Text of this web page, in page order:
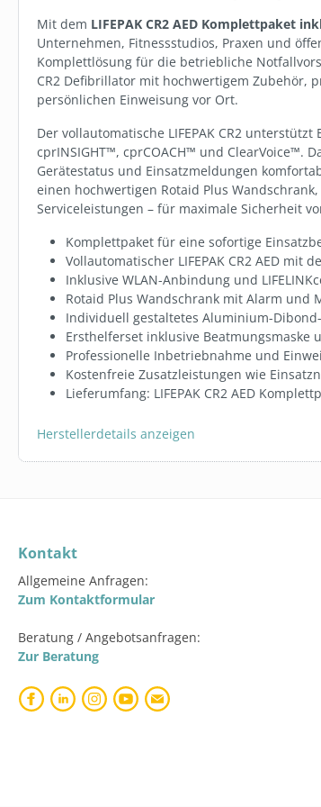
Mit dem LIFEPAK CR2 AED Komplettpaket
Unternehmen, Fitnessstudios, Praxen und
Komplettlösung für die betriebliche
CR2 Defibrillator mit hochwertigem Zubehör,
persönlichen Einweisung vor Ort.
Der vollautomatische LIFEPAK CR2
cprINSIGHT™, cprCOACH™ und ClearVoice™.
Gerätestatus und Einsatzmeldungen
einen hochwertigen Rotaid Plus
Serviceleistungen – für maximale Sicherheit
Komplettpaket für eine sofortige
Vollautomatischer LIFEPAK CR2 AED mit
Inklusive WLAN-Anbindung und
Rotaid Plus Wandschrank mit Alarm und
Individuell gestaltetes Aluminium-
Ersthelferset inklusive Beatmungsmaske
Professionelle Inbetriebnahme und
Kostenfreie Zusatzleistungen wie
Lieferumfang: LIFEPAK CR2 AED
Herstellerdetails anzeigen
Kontakt
Allgemeine Anfragen:
Zum Kontaktformular
Beratung / Angebotsanfragen:
Zur Beratung